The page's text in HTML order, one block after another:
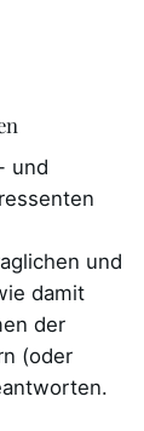
und
und
damit
der
(oder